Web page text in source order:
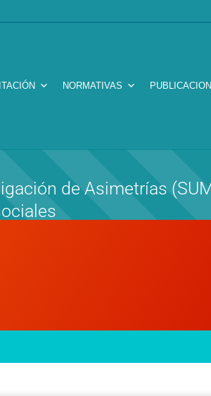
NORMATIVAS
de Asimetrías